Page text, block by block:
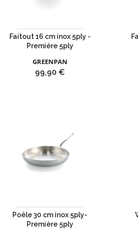
Faitout 16 cm inox 5ply -
Première 5ply
GREENPAN
Prix
99,90 €
Poêle 30 cm inox 5ply-
Première 5ply